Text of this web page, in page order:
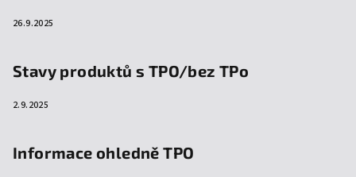
26.9.2025
Stavy produktů s TPO/bez TPo
2.9.2025
Informace ohledně TPO